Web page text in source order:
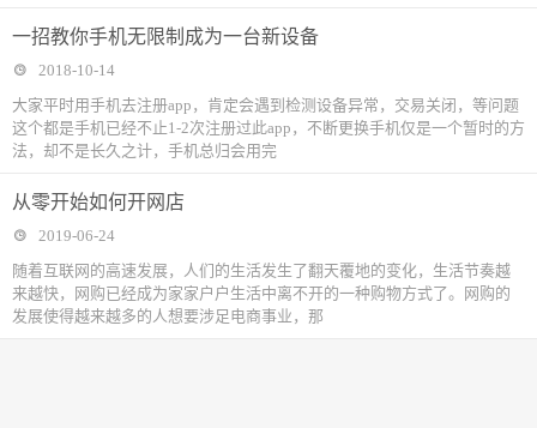
一招教你手机无限制成为一台新设备
2018-10-14
大家平时用手机去注册app，肯定会遇到检测设备异常，交易关闭，等问题
这个都是手机已经不止1-2次注册过此app，不断更换手机仅是一个暂时的方
法，却不是长久之计，手机总归会用完
从零开始如何开网店
2019-06-24
随着互联网的高速发展，人们的生活发生了翻天覆地的变化，生活节奏越
来越快，网购已经成为家家户户生活中离不开的一种购物方式了。网购的
发展使得越来越多的人想要涉足电商事业，那